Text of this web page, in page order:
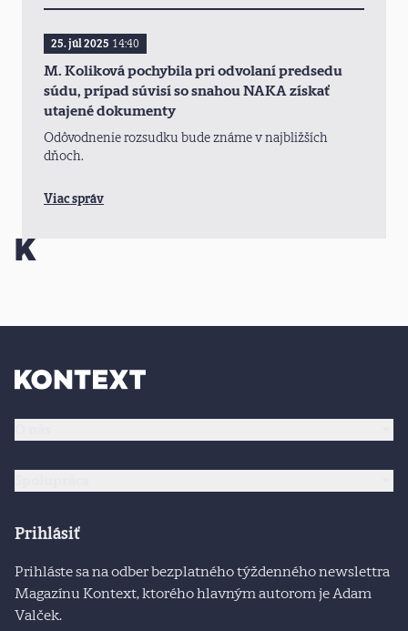
25. júl 2025 14:40
M. Koliková pochybila pri odvolaní predsedu
súdu, prípad súvisí so snahou NAKA získať
utajené dokumenty
Odôvodnenie rozsudku bude známe v najbližších
dňoch.
Viac správ
Prihlásiť
Prihláste sa na odber bezplatného týždenného newslettra
Magazínu Kontext, ktorého hlavným autorom je Adam
Valček.